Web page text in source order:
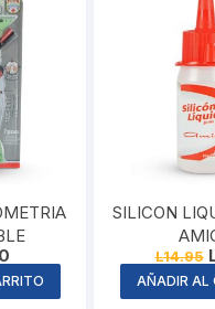
SILICON
L14.95
AÑADIR AL